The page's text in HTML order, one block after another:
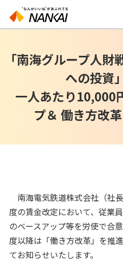
ニュースリリース
「南海グループ人
への投資
一人あたり10,000
プ＆ 働き方改
南海電気鉄道株式会社（社
度の賃金改定において、従業
のベースアップ等を労使で合
度以降は「働き方改革」を推
てお知らせいたします。